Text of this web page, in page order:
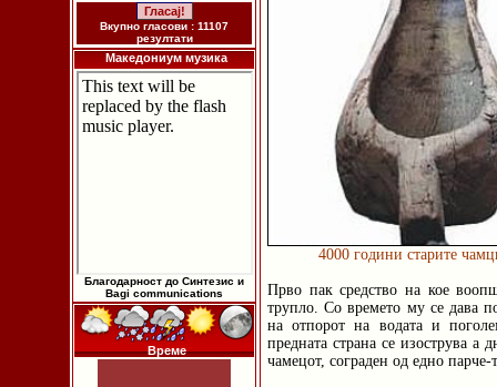
Вкупно гласови : 11107
резултати
Македониум музика
Благодарност до Синтезис и
Bagi communications
Време
4000 години старите
Прво пак средство на кое
трупло. Со времето му се дава
на отпорот на водата и
предната страна се изострува а
чамецот, сограден од едно